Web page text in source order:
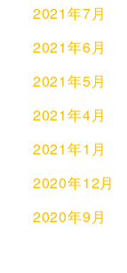
2021年7月
2021年6月
2021年5月
2021年4月
2021年1月
2020年12月
2020年9月